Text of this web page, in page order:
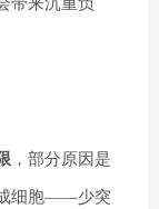
带来沉重负
，部分原因是
成细胞——少突